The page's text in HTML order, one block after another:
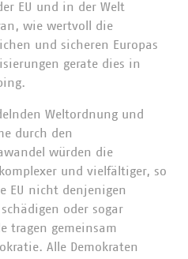
EU und in der Welt
wie wertvoll die
und sicheren Europas
gerate dies in
Weltordnung und
durch den
würden die
und vielfältiger, so
EU nicht denjenigen
oder sogar
tragen gemeinsam
Alle Demokraten